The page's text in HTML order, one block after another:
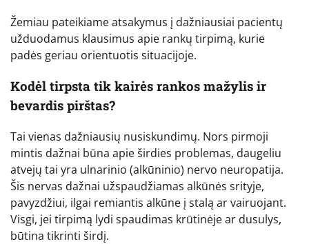
Žemiau pateikiame atsakymus į dažniausiai pacientų
užduodamus klausimus apie rankų tirpimą, kurie
padės geriau orientuotis situacijoje.
Kodėl tirpsta tik kairės rankos mažylis ir
bevardis pirštas?
Tai vienas dažniausių nusiskundimų. Nors pirmoji
mintis dažnai būna apie širdies problemas, daugeliu
atvejų tai yra ulnarinio (alkūninio) nervo neuropatija.
Šis nervas dažnai užspaudžiamas alkūnės srityje,
pavyzdžiui, ilgai remiantis alkūne į stalą ar vairuojant.
Visgi, jei tirpimą lydi spaudimas krūtinėje ar dusulys,
būtina tikrinti širdį.